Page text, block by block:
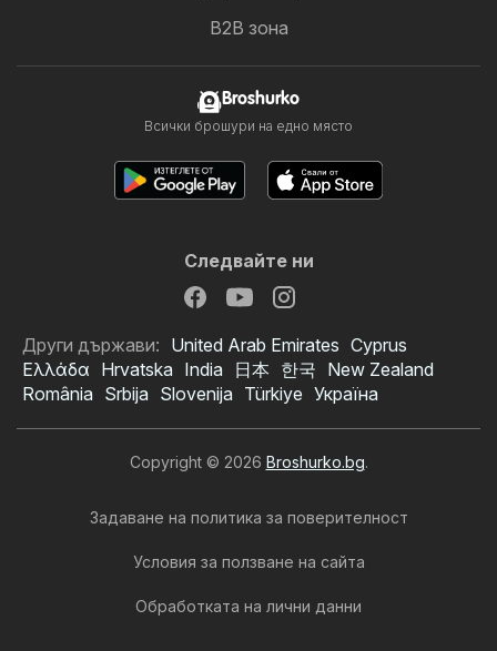
B2B зона
Broshurko
Всички брошури на едно място
Следвайте ни
Други държави: United Arab Emirates Cyprus
Ελλάδα Hrvatska India 日本 한국 New Zealand
România Srbija Slovenija Türkiye Україна
Copyright © 2026 Broshurko.bg.
Задаване на политика за поверителност
Условия за ползване на сайта
Обработката на лични данни